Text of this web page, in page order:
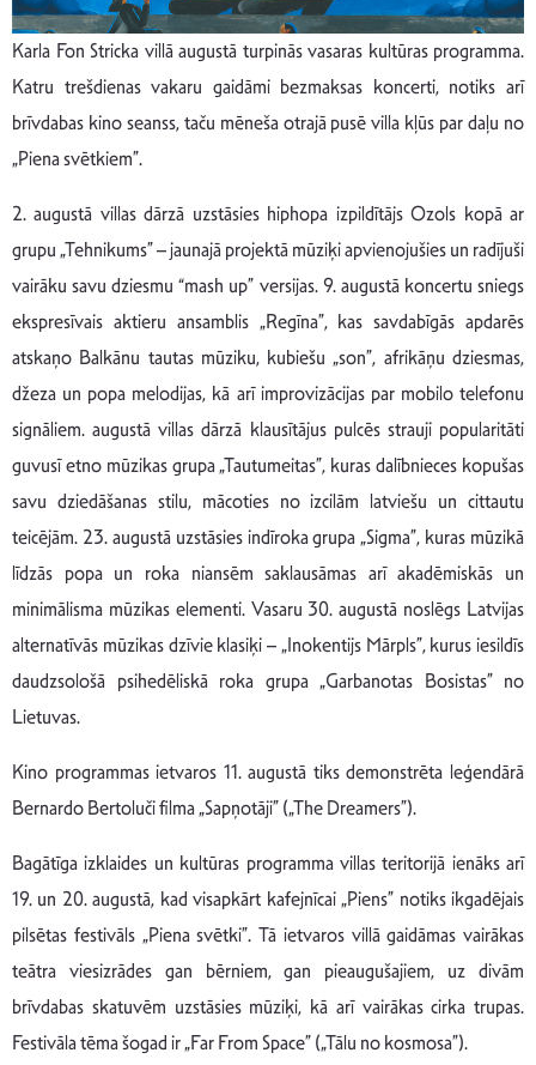
Karla Fon Stricka villā augustā turpinās vasaras kultūras programma.
Katru trešdienas vakaru gaidāmi bezmaksas koncerti, notiks arī
brīvdabas kino seanss, taču mēneša otrajā pusē villa kļūs par daļu no
„Piena svētkiem”.
2. augustā villas dārzā uzstāsies hiphopa izpildītājs Ozols kopā ar
grupu „Tehnikums” – jaunajā projektā mūziķi apvienojušies un radījuši
vairāku savu dziesmu “mash up” versijas. 9. augustā koncertu sniegs
ekspresīvais aktieru ansamblis „Regīna”, kas savdabīgās apdarēs
atskaņo Balkānu tautas mūziku, kubiešu „son”, afrikāņu dziesmas,
džeza un popa melodijas, kā arī improvizācijas par mobilo telefonu
signāliem. augustā villas dārzā klausītājus pulcēs strauji popularitāti
guvusī etno mūzikas grupa „Tautumeitas”, kuras dalībnieces kopušas
savu dziedāšanas stilu, mācoties no izcilām latviešu un cittautu
teicējām. 23. augustā uzstāsies indīroka grupa „Sigma”, kuras mūzikā
līdzās popa un roka niansēm saklausāmas arī akadēmiskās un
minimālisma mūzikas elementi. Vasaru 30. augustā noslēgs Latvijas
alternatīvās mūzikas dzīvie klasiķi – „Inokentijs Mārpls”, kurus iesildīs
daudzsološā psihedēliskā roka grupa „Garbanotas Bosistas” no
Lietuvas.
Kino programmas ietvaros 11. augustā tiks demonstrēta leģendārā
Bernardo Bertoluči filma „Sapņotāji” („The Dreamers”).
Bagātīga izklaides un kultūras programma villas teritorijā ienāks arī
19. un 20. augustā, kad visapkārt kafejnīcai „Piens” notiks ikgadējais
pilsētas festivāls „Piena svētki”. Tā ietvaros villā gaidāmas vairākas
teātra viesizrādes gan bērniem, gan pieaugušajiem, uz divām
brīvdabas skatuvēm uzstāsies mūziķi, kā arī vairākas cirka trupas.
Festivāla tēma šogad ir „Far From Space” („Tālu no kosmosa”).